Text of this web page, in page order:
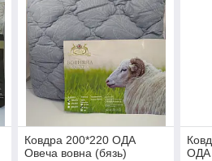
Ковдра 200*220 ОДА
Овеча вовна (бязь)
ОДА